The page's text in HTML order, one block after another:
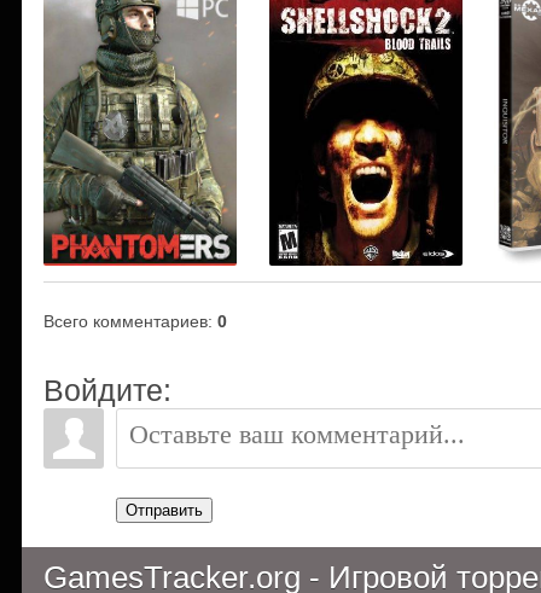
Всего комментариев: 0
Войдите:
Отправить
GamesTracker.org - Игровой